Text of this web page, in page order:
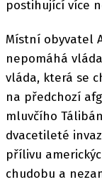
postihující více
Místní obyvatel
nepomáhá
vláda, která se
na předchozí
mluvčího
dvacetileté
přílivu
chudobu a